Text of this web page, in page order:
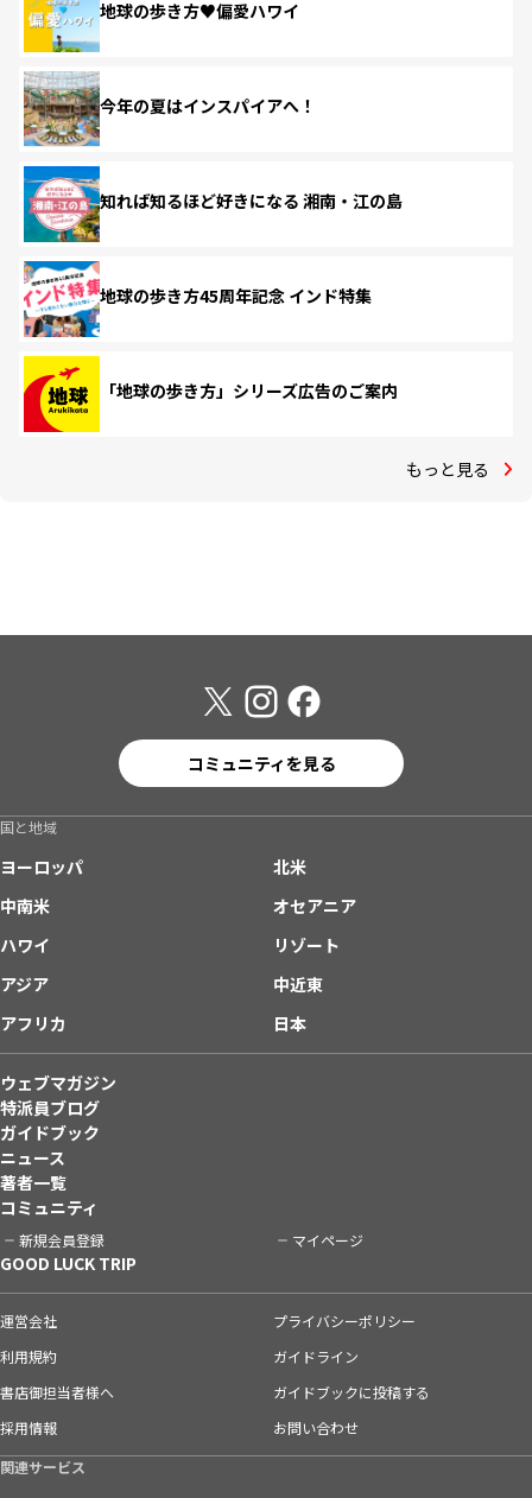
地球の歩き方♥偏愛ハワイ
今年の夏はインスパイアへ！
知れば知るほど好きになる 湘南・江の島
地球の歩き方45周年記念 インド特集
「地球の歩き方」シリーズ広告のご案内
もっと見る
コミュニティを見る
国と地域
ヨーロッパ
北米
中南米
オセアニア
ハワイ
リゾート
アジア
中近東
アフリカ
日本
ウェブマガジン
特派員ブログ
ガイドブック
ニュース
著者一覧
コミュニティ
新規会員登録 マイページ
GOOD LUCK TRIP
運営会社
プライバシーポリシー
利用規約
ガイドライン
書店御担当者様へ
ガイドブックに投稿する
採用情報
お問い合わせ
関連サービス